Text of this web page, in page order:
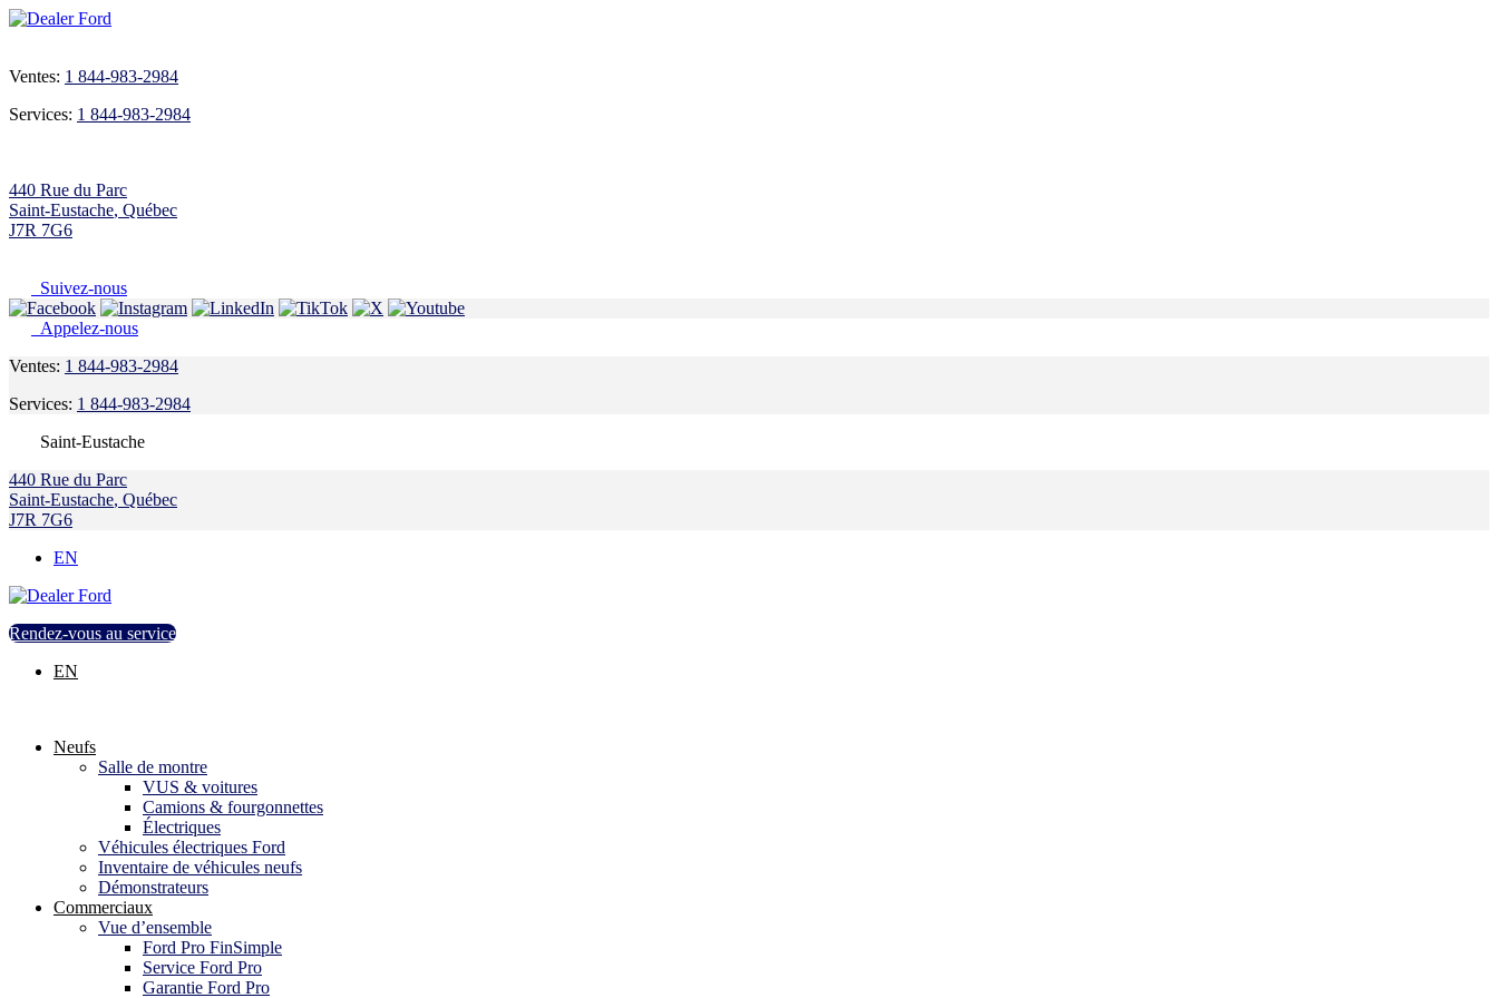
Ventes: 1 844-983-2984
Services: 1 844-983-2984
440 Rue du Parc
Saint-Eustache, Québec
J7R 7G6
Suivez-nous
Appelez-nous
Ventes: 1 844-983-2984
Services: 1 844-983-2984
Saint-Eustache
440 Rue du Parc
Saint-Eustache, Québec
J7R 7G6
EN
Rendez-vous au service
EN
Neufs
Salle de montre
VUS & voitures
Camions & fourgonnettes
Électriques
Véhicules électriques Ford
Inventaire de véhicules neufs
Démonstrateurs
Commerciaux
Vue d’ensemble
Ford Pro FinSimple
Service Ford Pro
Garantie Ford Pro